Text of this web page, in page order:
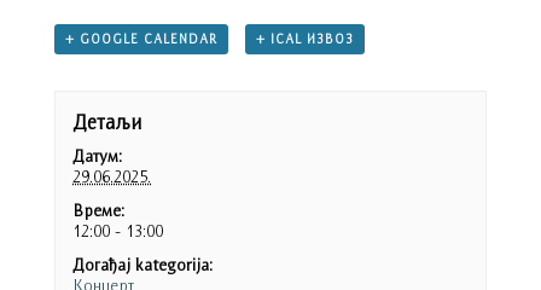
+ GOOGLE CALENDAR + ICAL ИЗВОЗ
Детаљи
Датум:
29.06.2025.
Време:
12:00 - 13:00
Догађај kategorija:
Концерт